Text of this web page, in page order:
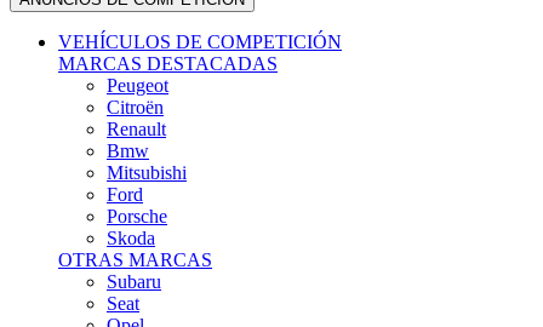
VEHÍCULOS DE COMPETICIÓN
MARCAS DESTACADAS
Peugeot
Citroën
Renault
Bmw
Mitsubishi
Ford
Porsche
Skoda
OTRAS MARCAS
Subaru
Seat
Opel
Volkswagen